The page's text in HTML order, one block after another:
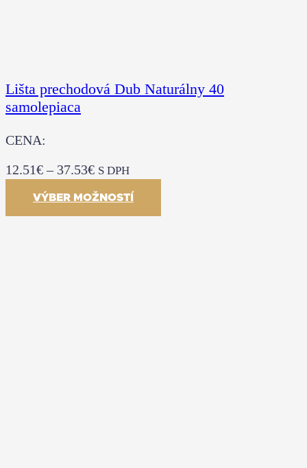
Lišta prechodová Dub Naturálny 40
samolepiaca
CENA:
12.51€– 37.53€ S DPH
VÝBER MOŽNOSTÍ